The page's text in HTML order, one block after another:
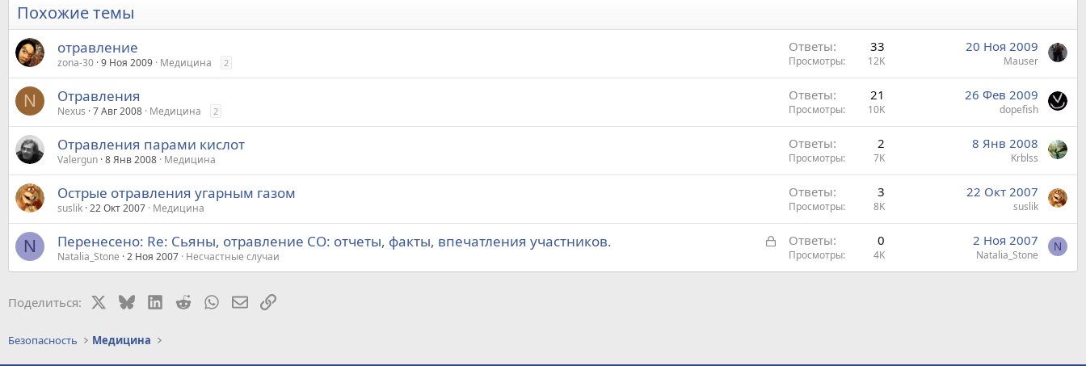
Похожие темы
отравление
zona-30 9 Ноя 2009 Медицина 2
Ответы 33
Просмотры 12K
20 Ноя 2009
Mauser
N Отравления
Nexus 7 Авг 2008 Медицина 2
Ответы 21
Просмотры 10K
26 Фев 2009
dopefish
Отравления парами кислот
Valergun 8 Янв 2008 Медицина
Ответы 2
Просмотры 7K
8 Янв 2008
Krblss
Острые отравления угарным газом
suslik 22 Окт 2007 Медицина
Ответы 3
Просмотры 8K
22 Окт 2007
suslik
N
З
к
Перенесено: Re: Сьяны, отравление СО: отчеты, факты, впечатления участников.
Natalia_Stone 2 Ноя 2007 Несчастные случаи
Ответы 0
Просмотры 4K
2 Ноя 2007
Natalia_Stone
N
Поделиться: BlueskyLinkedIn
Reddit WhatsApp
Электронная почта
Ссылка
Безопасность Медицина